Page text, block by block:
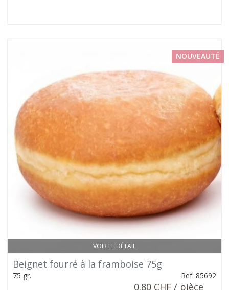
VOIR LE DÉTAIL
NOUVEAUTÉ
Beignet fourré à la framboise 75g
75 gr. Ref: 85692
0.80 CHF / pièce